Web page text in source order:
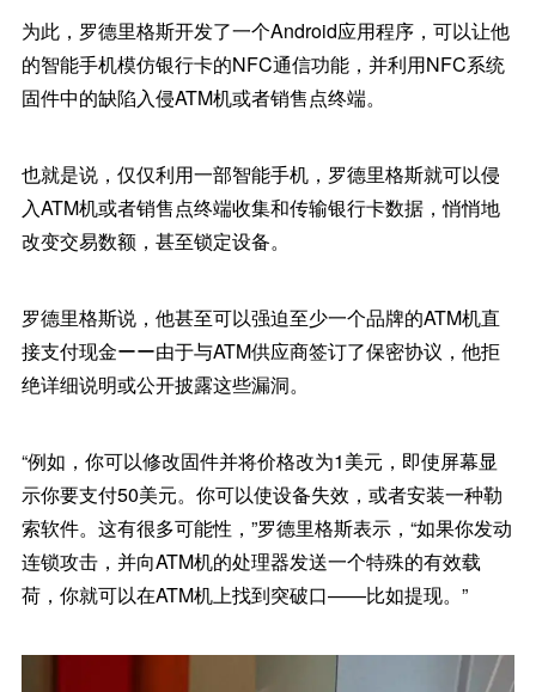
为此，罗德里格斯开发了一个Android应用程序，可以让他
的智能手机模仿银行卡的NFC通信功能，并利用NFC系统
固件中的缺陷入侵ATM机或者销售点终端。
也就是说，仅仅利用一部智能手机，罗德里格斯就可以侵
入ATM机或者销售点终端收集和传输银行卡数据，悄悄地
改变交易数额，甚至锁定设备。
罗德里格斯说，他甚至可以强迫至少一个品牌的ATM机直
接支付现金ーー由于与ATM供应商签订了保密协议，他拒
绝详细说明或公开披露这些漏洞。
“例如，你可以修改固件并将价格改为1美元，即使屏幕显
示你要支付50美元。你可以使设备失效，或者安装一种勒
索软件。这有很多可能性，”罗德里格斯表示，“如果你发动
连锁攻击，并向ATM机的处理器发送一个特殊的有效载
荷，你就可以在ATM机上找到突破口——比如提现。”